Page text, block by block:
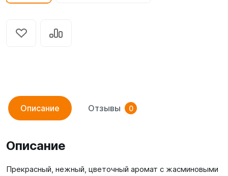
Описание Отзывы 0
Описание
Прекрасный, нежный, цветочный аромат с жасминовыми